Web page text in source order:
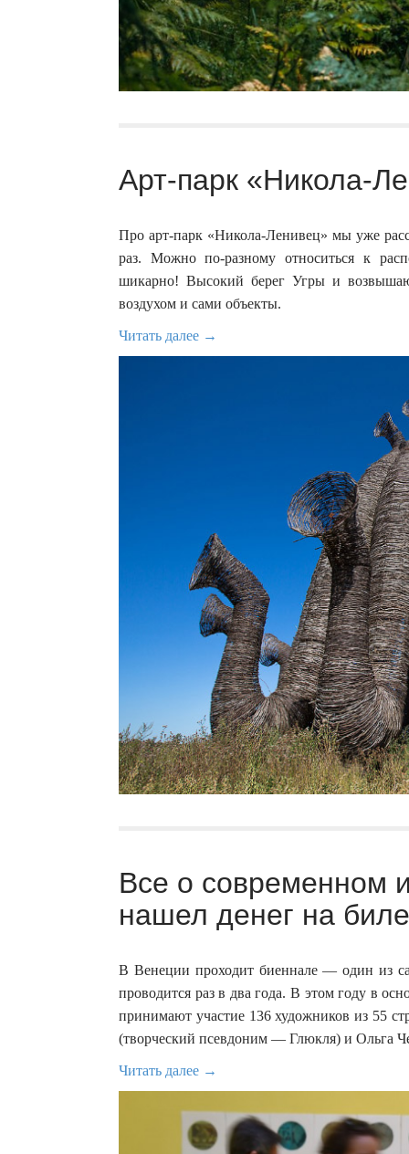
Арт-парк «Никола-
Про арт-парк «Никола-Ленивец» мы уже
раз. Можно по-разному относиться к
шикарно! Высокий берег Угры и
воздухом и сами объекты.
Читать далее →
Все о современном
нашел денег на
В Венеции проходит биеннале — один из
проводится раз в два года. В этом году в
принимают участие 136 художников из 55
(творческий псевдоним — Глюкля) и Ольга
Читать далее →